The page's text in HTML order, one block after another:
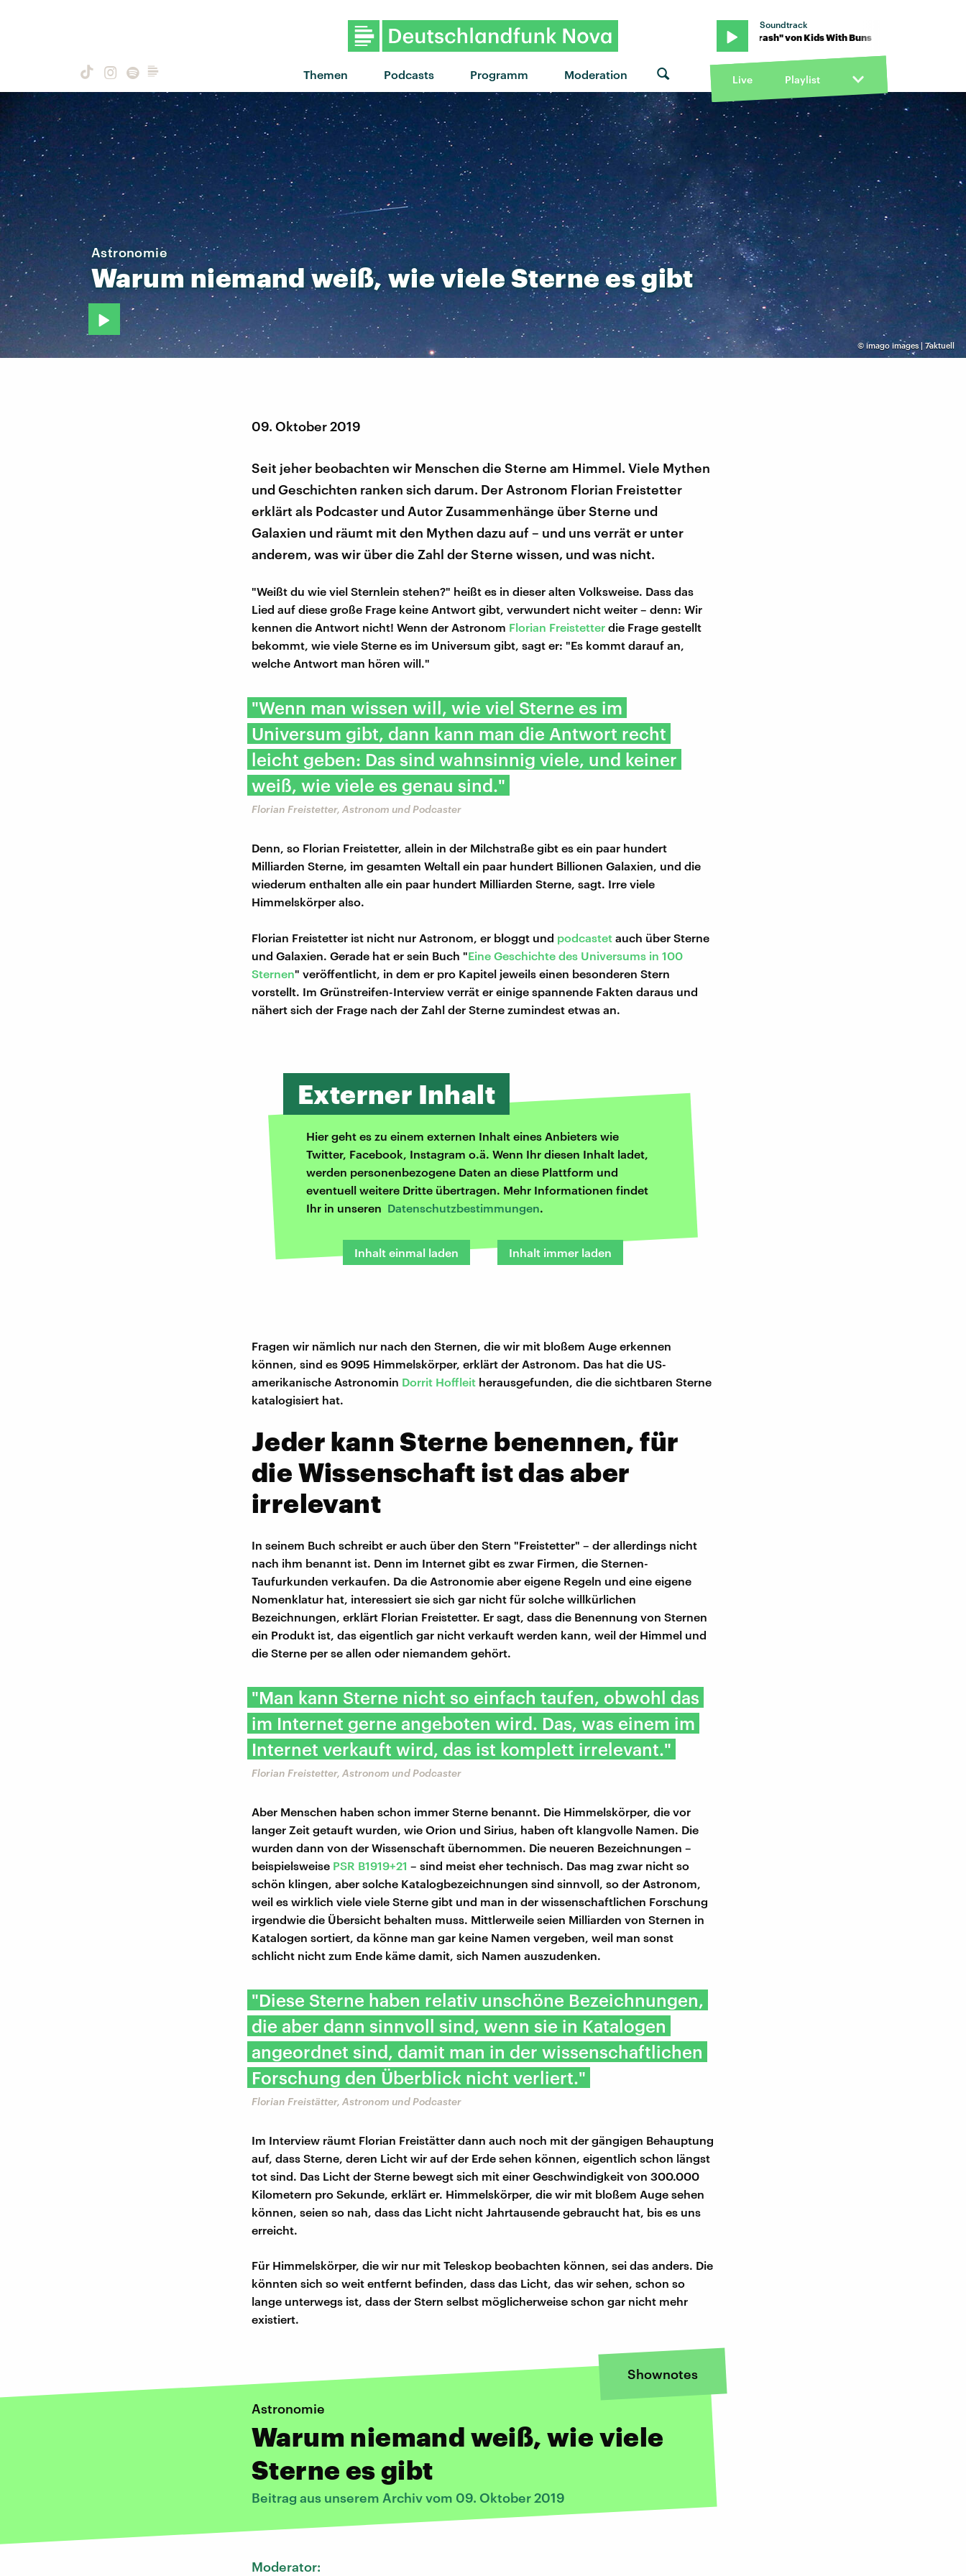
Themen Podcasts Programm Moderation
Soundtrack
"car crash" von Kids With Buns · "car crash" von Kids With Buns · "car crash" von Kids With
Live Playlist
© imago images | 7aktuell
Astronomie
Warum niemand weiß, wievieleSterne esgibt
09. Oktober 2019
Seit jeher beobachten wir Menschen die Sterne am Himmel. Viele Mythen
und Geschichten ranken sich darum. Der Astronom Florian Freistetter
erklärt als Podcaster und Autor Zusammenhänge über Sterne und
Galaxien und räumt mit den Mythen dazu auf – und uns verrät er unter
anderem, was wir über die Zahl der Sterne wissen, und was nicht.
"Weißt du wie viel Sternlein stehen?" heißt es in dieser alten Volksweise. Dass das
Lied auf diese große Frage keine Antwort gibt, verwundert nicht weiter – denn: Wir
kennen die Antwort nicht! Wenn der Astronom Florian Freistetter die Frage gestellt
bekommt, wie viele Sterne es im Universum gibt, sagt er: "Es kommt darauf an,
welche Antwort man hören will."
"Wenn man wissen will, wie viel Sterne es im
Universum gibt, dann kann man die Antwort recht
leicht geben: Das sind wahnsinnig viele, und keiner
weiß, wie viele es genau sind."
Florian Freistetter, Astronom und Podcaster
Denn, so Florian Freistetter, allein in der Milchstraße gibt es ein paar hundert
Milliarden Sterne, im gesamten Weltall ein paar hundert Billionen Galaxien, und die
wiederum enthalten alle ein paar hundert Milliarden Sterne, sagt. Irre viele
Himmelskörper also.
Florian Freistetter ist nicht nur Astronom, er bloggt und podcastet auch über Sterne
und Galaxien. Gerade hat er sein Buch "Eine Geschichte des Universums in 100
Sternen" veröffentlicht, in dem er pro Kapitel jeweils einen besonderen Stern
vorstellt. Im Grünstreifen-Interview verrät er einige spannende Fakten daraus und
nähert sich der Frage nach der Zahl der Sterne zumindest etwas an.
Externer Inhalt
Hier geht es zu einem externen Inhalt eines Anbieters wie
Twitter, Facebook, Instagram o.ä. Wenn Ihr diesen Inhalt ladet,
werden personenbezogene Daten an diese Plattform und
eventuell weitere Dritte übertragen. Mehr Informationen findet
Ihr in unseren Datenschutzbestimmungen.
Inhalt einmal laden Inhalt immer laden
Fragen wir nämlich nur nach den Sternen, die wir mit bloßem Auge erkennen
können, sind es 9095 Himmelskörper, erklärt der Astronom. Das hat die US-
amerikanische Astronomin Dorrit Hoffleit herausgefunden, die die sichtbaren Sterne
katalogisiert hat.
Jeder kann Sterne benennen, für
die Wissenschaft ist das aber
irrelevant
In seinem Buch schreibt er auch über den Stern "Freistetter" – der allerdings nicht
nach ihm benannt ist. Denn im Internet gibt es zwar Firmen, die Sternen-
Taufurkunden verkaufen. Da die Astronomie aber eigene Regeln und eine eigene
Nomenklatur hat, interessiert sie sich gar nicht für solche willkürlichen
Bezeichnungen, erklärt Florian Freistetter. Er sagt, dass die Benennung von Sternen
ein Produkt ist, das eigentlich gar nicht verkauft werden kann, weil der Himmel und
die Sterne per se allen oder niemandem gehört.
"Man kann Sterne nicht so einfach taufen, obwohl das
im Internet gerne angeboten wird. Das, was einem im
Internet verkauft wird, das ist komplett irrelevant."
Florian Freistetter, Astronom und Podcaster
Aber Menschen haben schon immer Sterne benannt. Die Himmelskörper, die vor
langer Zeit getauft wurden, wie Orion und Sirius, haben oft klangvolle Namen. Die
wurden dann von der Wissenschaft übernommen. Die neueren Bezeichnungen –
beispielsweise PSR B1919+21 – sind meist eher technisch. Das mag zwar nicht so
schön klingen, aber solche Katalogbezeichnungen sind sinnvoll, so der Astronom,
weil es wirklich viele viele Sterne gibt und man in der wissenschaftlichen Forschung
irgendwie die Übersicht behalten muss. Mittlerweile seien Milliarden von Sternen in
Katalogen sortiert, da könne man gar keine Namen vergeben, weil man sonst
schlicht nicht zum Ende käme damit, sich Namen auszudenken.
"Diese Sterne haben relativ unschöne Bezeichnungen,
die aber dann sinnvoll sind, wenn sie in Katalogen
angeordnet sind, damit man in der wissenschaftlichen
Forschung den Überblick nicht verliert."
Florian Freistätter, Astronom und Podcaster
Im Interview räumt Florian Freistätter dann auch noch mit der gängigen Behauptung
auf, dass Sterne, deren Licht wir auf der Erde sehen können, eigentlich schon längst
tot sind. Das Licht der Sterne bewegt sich mit einer Geschwindigkeit von 300.000
Kilometern pro Sekunde, erklärt er. Himmelskörper, die wir mit bloßem Auge sehen
können, seien so nah, dass das Licht nicht Jahrtausende gebraucht hat, bis es uns
erreicht.
Für Himmelskörper, die wir nur mit Teleskop beobachten können, sei das anders. Die
könnten sich so weit entfernt befinden, dass das Licht, das wir sehen, schon so
lange unterwegs ist, dass der Stern selbst möglicherweise schon gar nicht mehr
existiert.
Shownotes
Astronomie
Warum niemand weiß, wie viele
Sterne es gibt
Beitrag aus unserem Archiv vom 09. Oktober 2019
Moderator: